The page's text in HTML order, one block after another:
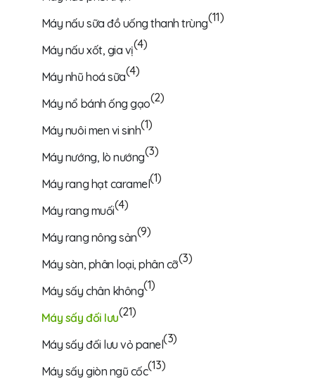
Máy nấu sữa đồ uống thanh trùng(11)
Máy nấu xốt, gia vị(4)
Máy nhũ hoá sữa(4)
Máy nổ bánh ống gạo(2)
Máy nuôi men vi sinh(1)
Máy nướng, lò nướng(3)
Máy rang hạt caramel(1)
Máy rang muối(4)
Máy rang nông sản(9)
Máy sàn, phân loại, phân cỡ(3)
Máy sấy chân không(1)
Máy sấy đối lưu(21)
Máy sấy đối lưu vỏ panel(3)
Máy sấy giòn ngũ cốc(13)